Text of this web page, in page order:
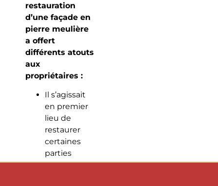
restauration
d’une façade en
pierre meulière
a offert
différents atouts
aux
propriétaires :
Il s’agissait
en premier
lieu de
restaurer
certaines
parties
abîmées de